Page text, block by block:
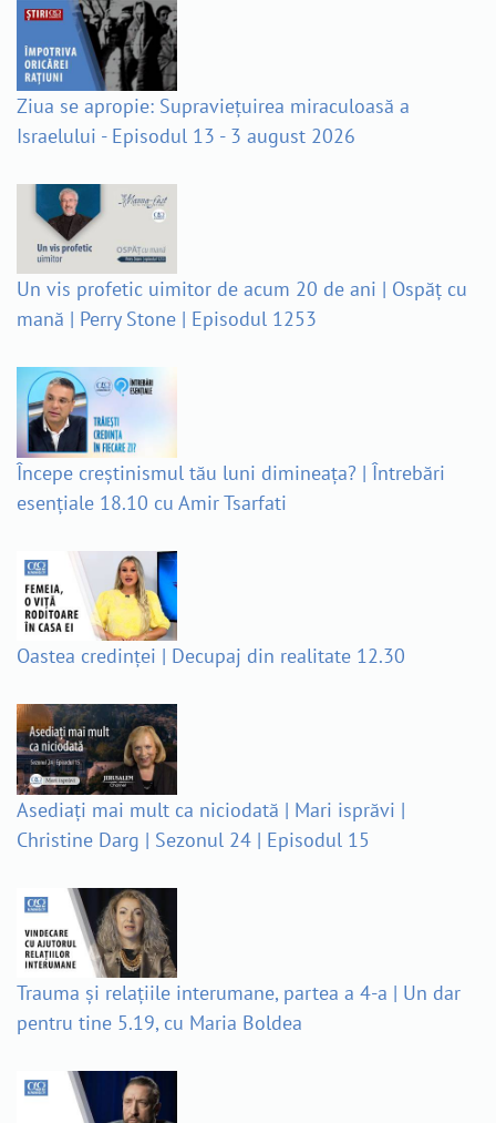
Ziua se apropie: Supraviețuirea miraculoasă a
Israelului - Episodul 13 - 3 august 2026
Un vis profetic uimitor de acum 20 de ani | Ospăț cu
mană | Perry Stone | Episodul 1253
Începe creștinismul tău luni dimineața? | Întrebări
esențiale 18.10 cu Amir Tsarfati
Oastea credinței | Decupaj din realitate 12.30
Asediați mai mult ca niciodată | Mari isprăvi |
Christine Darg | Sezonul 24 | Episodul 15
Trauma și relațiile interumane, partea a 4-a | Un dar
pentru tine 5.19, cu Maria Boldea